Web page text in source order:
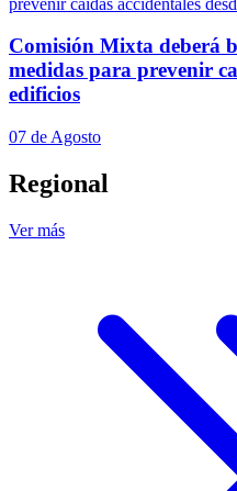
Comisión Mixta deberá
medidas para prevenir
edificios
07 de Agosto
Regional
Ver más